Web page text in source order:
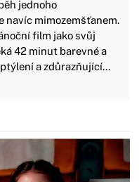
jednoho
navíc mimozemšťanem.
film jako svůj
42 minut barevné a
a zdůrazňující...